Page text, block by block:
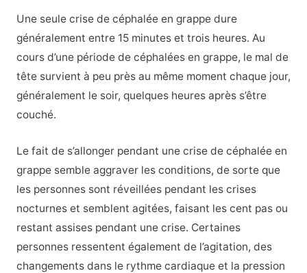
Une seule crise de céphalée en grappe dure
généralement entre 15 minutes et trois heures. Au
cours d’une période de céphalées en grappe, le mal de
tête survient à peu près au même moment chaque jour,
généralement le soir, quelques heures après s’être
couché.
Le fait de s’allonger pendant une crise de céphalée en
grappe semble aggraver les conditions, de sorte que
les personnes sont réveillées pendant les crises
nocturnes et semblent agitées, faisant les cent pas ou
restant assises pendant une crise. Certaines
personnes ressentent également de l’agitation, des
changements dans le rythme cardiaque et la pression